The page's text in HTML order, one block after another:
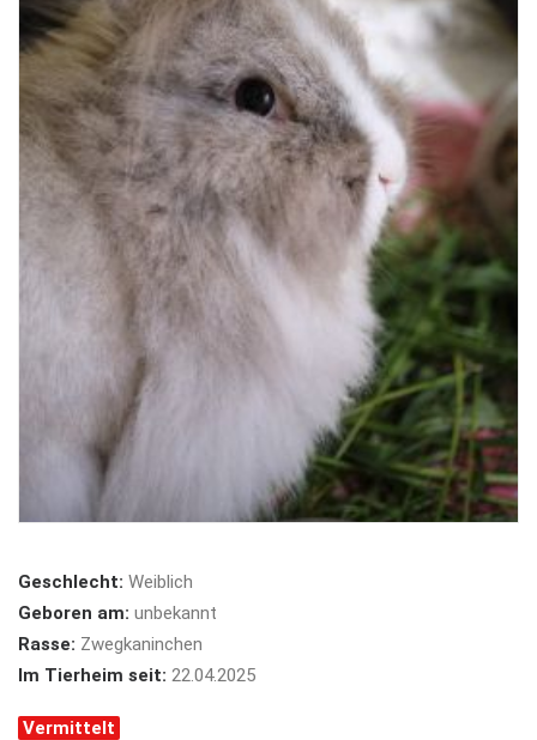
Geschlecht: Weiblich
Geboren am: unbekannt
Rasse: Zwegkaninchen
Im Tierheim seit: 22.04.2025
Vermittelt